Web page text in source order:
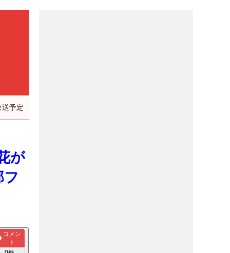
予定
が
コメン
ト